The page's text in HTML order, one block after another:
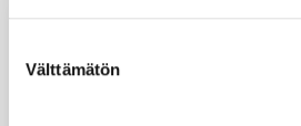
valinta
Välttämätön